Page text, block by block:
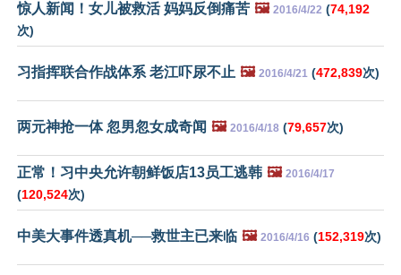
惊人新闻！女儿被救活 妈妈反倒痛苦 🖼️ 2016/4/22 (74,192
次)
习指挥联合作战体系 老江吓尿不止 🖼️ 2016/4/21 (472,839次)
两元神抢一体 忽男忽女成奇闻 🖼️ 2016/4/18 (79,657次)
正常！习中央允许朝鲜饭店13员工逃韩 🖼️ 2016/4/17
(120,524次)
中美大事件透真机──救世主已来临 🖼️ 2016/4/16 (152,319次)